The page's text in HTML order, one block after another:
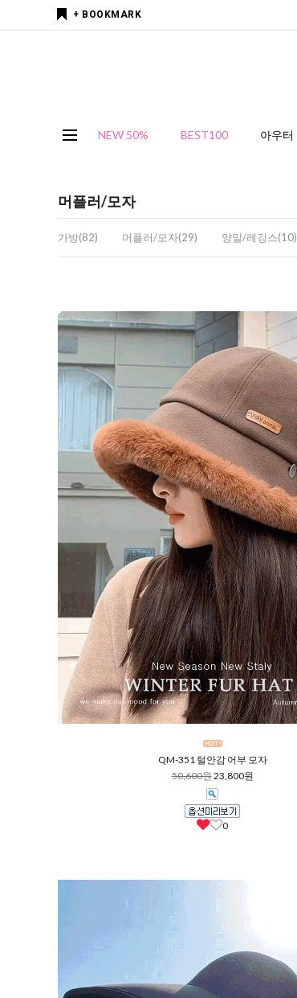
+ BOOKMARK
NEW 50% BEST100 아우터
머플러/모자
가방(82) 머플러/모자(29) 양말/레깅스(10)
QM-351 털안감 어부 모자
50,600원23,800원
0